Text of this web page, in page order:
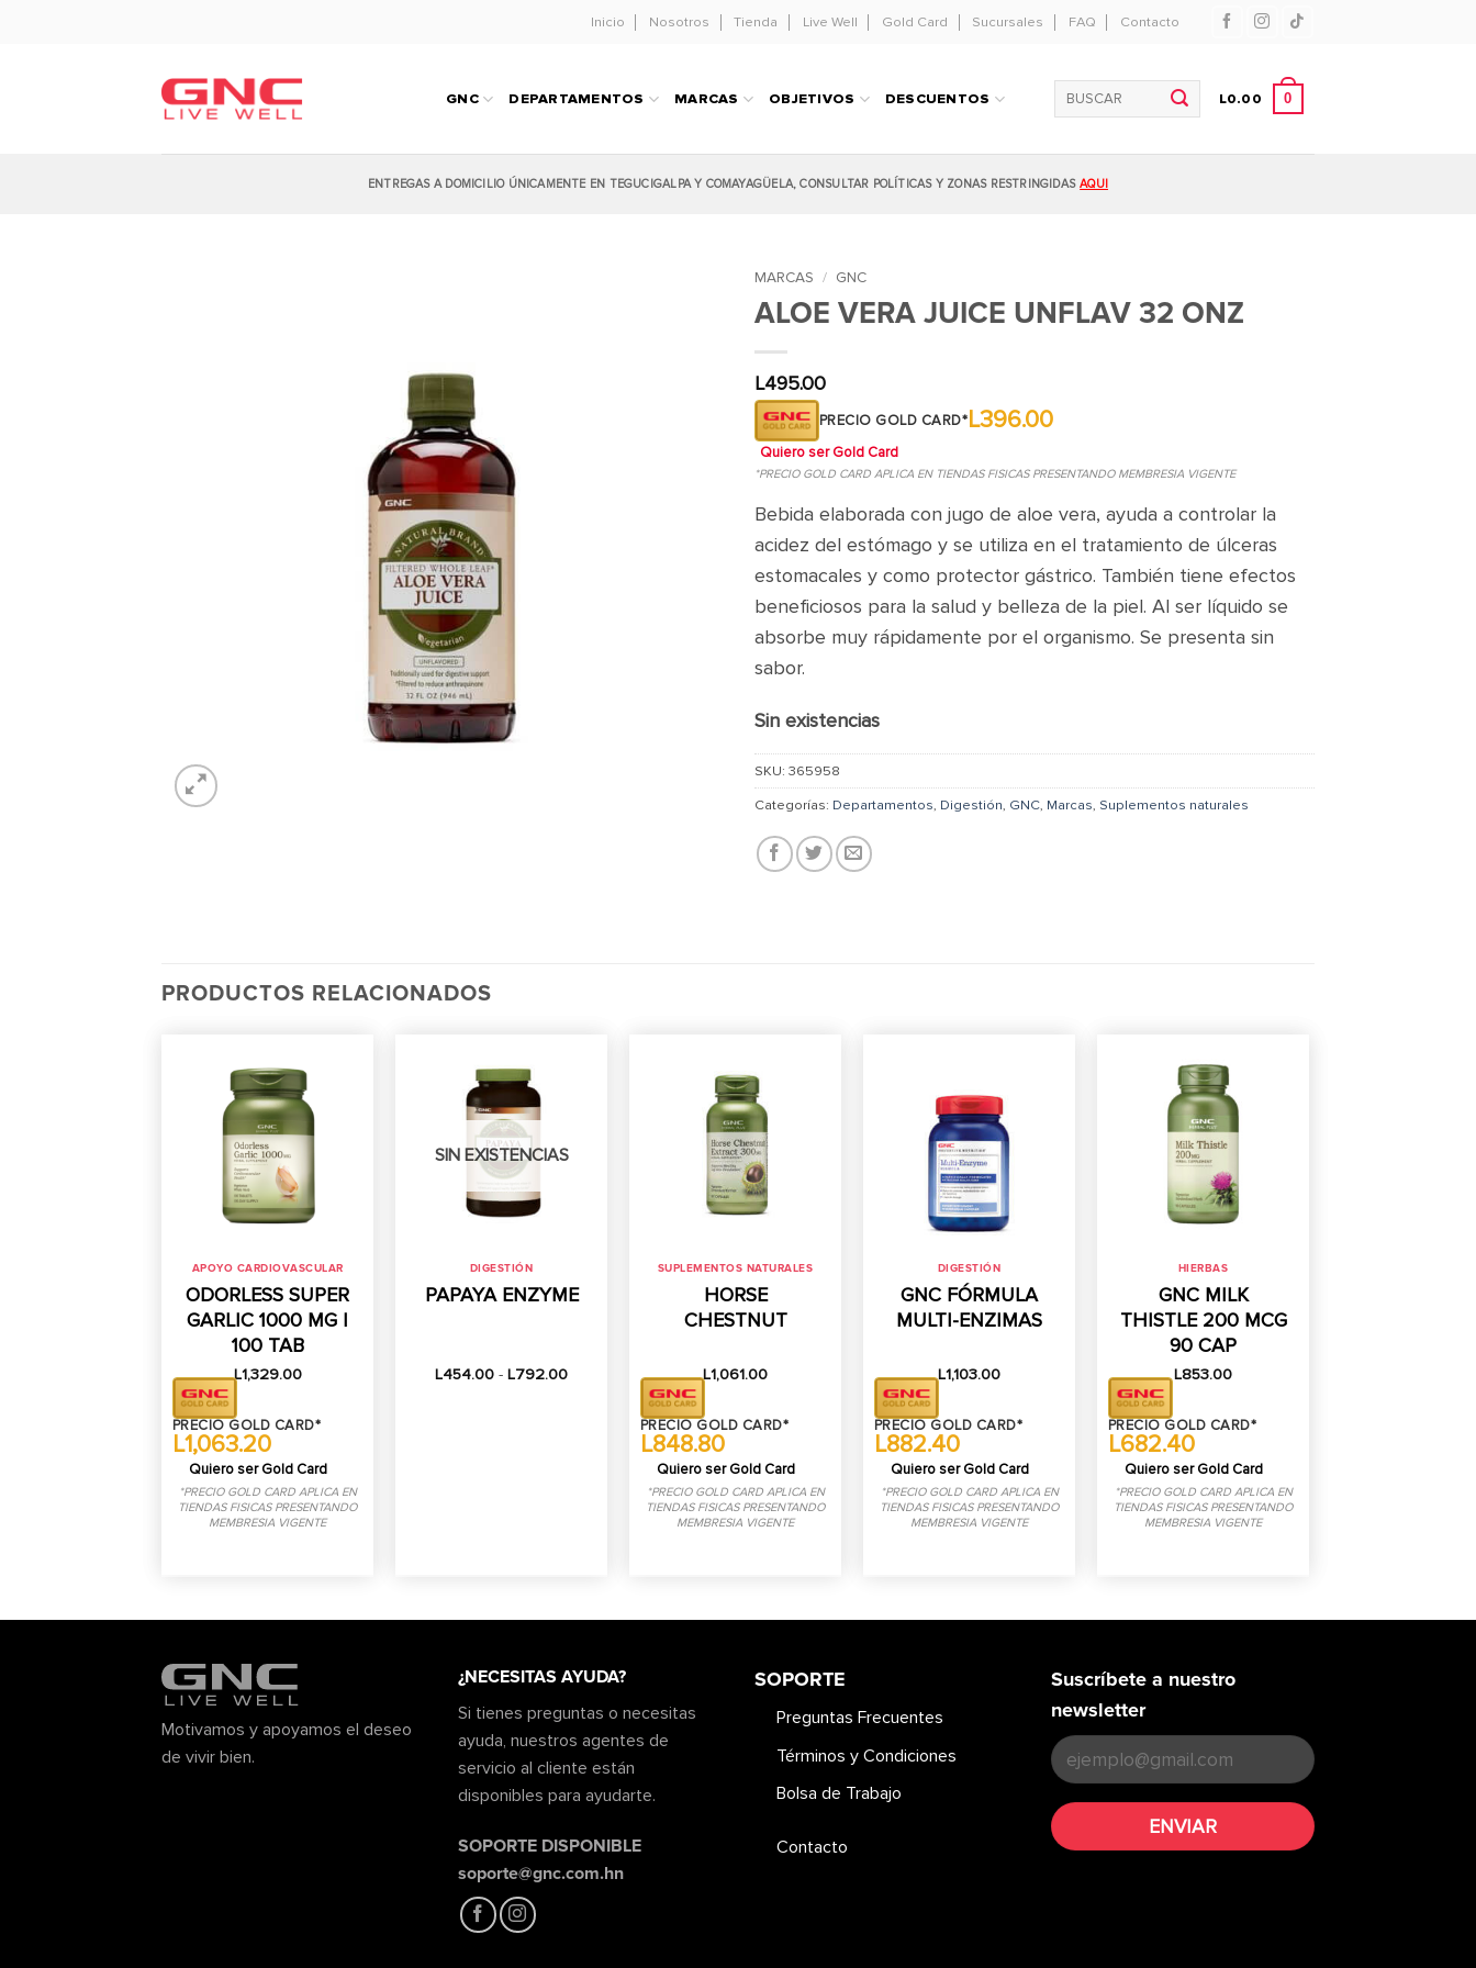
Inicio Nosotros Tienda Live Well Gold Card Sucursales FAQ Contacto
GNC DEPARTAMENTOS MARCAS OBJETIVOS DESCUENTOS
Buscar
L0.00 0
ENTREGAS A DOMICILIO ÚNICAMENTE EN TEGUCIGALPA Y COMAYAGÜELA, CONSULTAR POLÍTICAS Y ZONAS RESTRINGIDAS AQUI
MARCAS / GNC
ALOE VERA JUICE UNFLAV 32 ONZ
L495.00
PRECIO GOLD CARD*L396.00
Quiero ser Gold Card
*PRECIO GOLD CARD APLICA EN TIENDAS FISICAS PRESENTANDO MEMBRESIA VIGENTE
Bebida elaborada con jugo de aloe vera, ayuda a controlar la
acidez del estómago y se utiliza en el tratamiento de úlceras
estomacales y como protector gástrico. También tiene efectos
beneficiosos para la salud y belleza de la piel. Al ser líquido se
absorbe muy rápidamente por el organismo. Se presenta sin
sabor.
Sin existencias
SKU: 365958
Categorías: Departamentos, Digestión, GNC, Marcas, Suplementos naturales
PRODUCTOS RELACIONADOS
APOYO CARDIOVASCULAR
ODORLESS SUPER
GARLIC 1000 MG |
100 TAB
L1,329.00
PRECIO GOLD CARD*
L1,063.20
Quiero ser Gold Card
*PRECIO GOLD CARD APLICA EN
TIENDAS FISICAS PRESENTANDO
MEMBRESIA VIGENTE
SIN EXISTENCIAS
DIGESTIÓN
PAPAYA ENZYME
L454.00 - L792.00Rango
SUPLEMENTOS NATURALES
HORSE
CHESTNUT
L1,061.00
PRECIO GOLD CARD*
L848.80
Quiero ser Gold Card
*PRECIO GOLD CARD APLICA EN
TIENDAS FISICAS PRESENTANDO
MEMBRESIA VIGENTE
DIGESTIÓN
GNC FÓRMULA
MULTI-ENZIMAS
L1,103.00
PRECIO GOLD CARD*
L882.40
Quiero ser Gold Card
*PRECIO GOLD CARD APLICA EN
TIENDAS FISICAS PRESENTANDO
MEMBRESIA VIGENTE
HIERBAS
GNC MILK
THISTLE 200 MCG
90 CAP
L853.00
PRECIO GOLD CARD*
L682.40
Quiero ser Gold Card
*PRECIO GOLD CARD APLICA EN
TIENDAS FISICAS PRESENTANDO
MEMBRESIA VIGENTE
Motivamos y apoyamos el deseo
de vivir bien.
¿NECESITAS AYUDA?
Si tienes preguntas o necesitas
ayuda, nuestros agentes de
servicio al cliente están
disponibles para ayudarte.
SOPORTE DISPONIBLE
soporte@gnc.com.hn
SOPORTE
Preguntas Frecuentes
Términos y Condiciones
Bolsa de Trabajo
Contacto
Suscríbete a nuestro
newsletter